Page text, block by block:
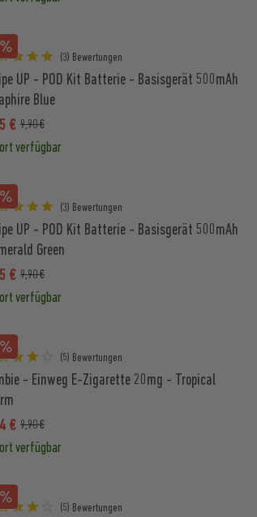
(3) Bewertungen
UP - POD Kit Batterie - Basisgerät 500mAh
Blue
€ 9,90 €
verfügbar
(3) Bewertungen
UP - POD Kit Batterie - Basisgerät 500mAh
Green
€ 9,90 €
verfügbar
(5) Bewertungen
- Einweg E-Zigarette 20mg - Tropical
€ 9,90 €
verfügbar
(5) Bewertungen